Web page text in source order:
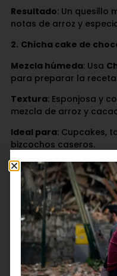
Resultado: Un quesillo
notas de arroz y
2. Chicha cake de
Mezcla húmeda: Usa
para preparar la
Textura: Esponjosa y
mezcla de arroz y
Ideal para: Cupcakes,
bizcochos caseros.
3. Panquecas o waffles
Sustitución parcial:
Natulacen la mezcla.
Sabor:Añade canela
un toque cítrico.
Acompañamiento:
papelón.